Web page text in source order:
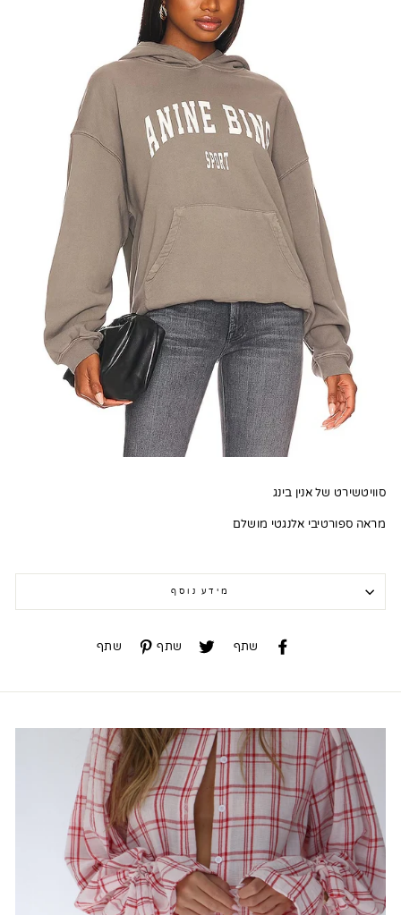
סוויטשירט של אנין בינג
מראה ספורטיבי אלנגטי מושלם
מידע נוסף
שתף שתף שתף שתף שתף